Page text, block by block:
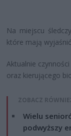
Na miejscu
które mają
Aktualnie
oraz kierującego
ZOBACZ
Wielu
podwyższy